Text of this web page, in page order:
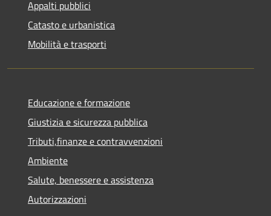
Appalti pubblici
Catasto e urbanistica
Mobilità e trasporti
Educazione e formazione
Giustizia e sicurezza pubblica
Tributi,finanze e contravvenzioni
Ambiente
Salute, benessere e assistenza
Autorizzazioni